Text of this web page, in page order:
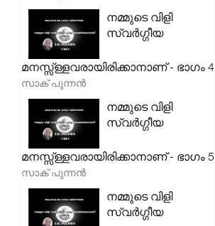
നമ്മുടെ വിളി
സ്വർഗ്ഗീയ
മനസ്സ്ള്ളവരായിരിക്കാനാണ് - ഭാഗം 4
സാക് പുന്നൻ
നമ്മുടെ വിളി
സ്വർഗ്ഗീയ
മനസ്സ്ള്ളവരായിരിക്കാനാണ് - ഭാഗം 5
സാക് പുന്നൻ
നമ്മുടെ വിളി
സ്വർഗ്ഗീയ